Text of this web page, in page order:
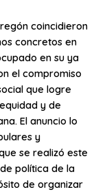
coincidieron
concretos en
en su ya
el compromiso
que logre
y de
El anuncio lo
y
se realizó este
política de la
de organizar